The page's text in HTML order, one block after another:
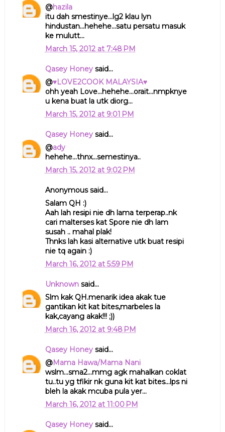
@hazila
itu dah smestinye...lg2 klau lyn
hindustan...hehehe...satu persatu masuk
ke mulutt...
March 15, 2012 at 7:48 PM
Qasey Honeysaid...
@♥LOVE2COOK MALAYSIA♥
ohh yeah Love...hehehe...orait...nmpknye
u kena buat la utk diorg...
March 15, 2012 at 9:01 PM
Qasey Honeysaid...
@ady
hehehe...thnx...semestinya..
March 15, 2012 at 9:02 PM
Anonymous said...
Salam QH :)
Aah lah resipi nie dh lama terperap..nk
cari malterses kat Spore nie dh lam
susah .. mahal plak!
Thnks lah kasi alternative utk buat resipi
nie tq again :)
March 16, 2012 at 5:59 PM
Unknownsaid...
Slm kak QH.menarik idea akak tue
gantikan kit kat bites,marbeles la
kak,cayang akak!!! ;))
March 16, 2012 at 9:48 PM
Qasey Honeysaid...
@Mama Hawa/Mama Nani
wslm...sma2...mmg agk mahalkan coklat
tu..tu yg tfikir nk guna kit kat bites...lps ni
bleh la akak mcuba pula yer...
March 16, 2012 at 11:00 PM
Qasey Honeysaid...